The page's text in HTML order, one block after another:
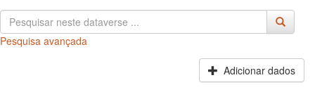
Pesquisa avançada
Adicionar dados